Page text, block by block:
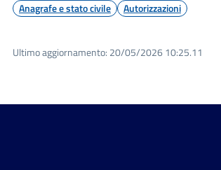
Anagrafe e stato civile Autorizzazioni
Ultimo aggiornamento: 20/05/2026 10:25.11